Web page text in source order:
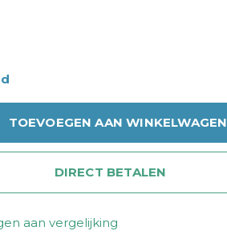
TOEVOEGEN AAN WINKELWAGEN
DIRECT BETALEN
aan vergelijking